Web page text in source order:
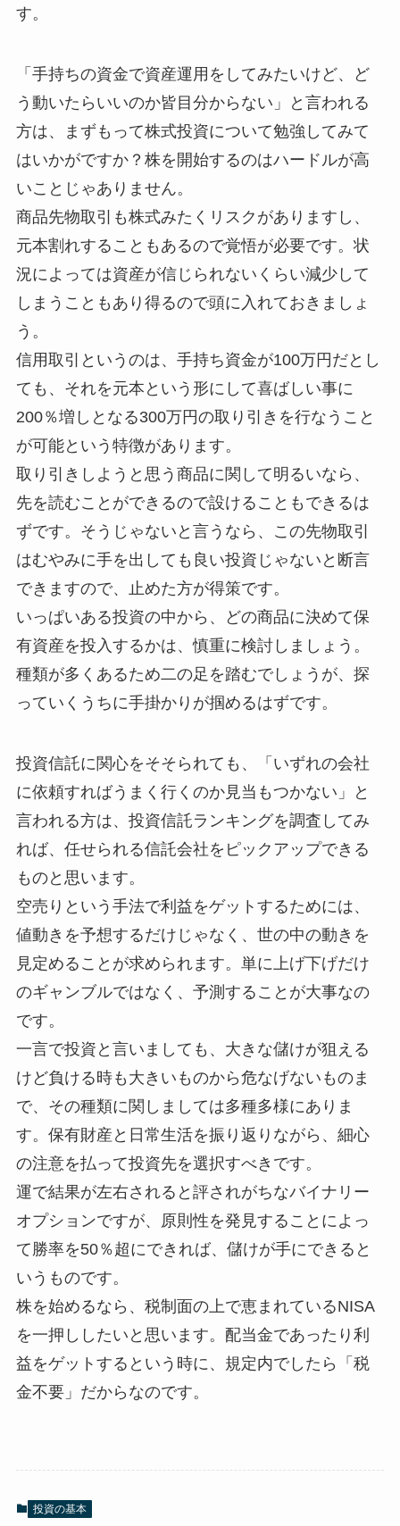
す。
「手持ちの資金で資産運用をしてみたいけど、ど
う動いたらいいのか皆目分からない」と言われる
方は、まずもって株式投資について勉強してみて
はいかがですか？株を開始するのはハードルが高
いことじゃありません。
商品先物取引も株式みたくリスクがありますし、
元本割れすることもあるので覚悟が必要です。状
況によっては資産が信じられないくらい減少して
しまうこともあり得るので頭に入れておきましょ
う。
信用取引というのは、手持ち資金が100万円だとし
ても、それを元本という形にして喜ばしい事に
200％増しとなる300万円の取り引きを行なうこと
が可能という特徴があります。
取り引きしようと思う商品に関して明るいなら、
先を読むことができるので設けることもできるは
ずです。そうじゃないと言うなら、この先物取引
はむやみに手を出しても良い投資じゃないと断言
できますので、止めた方が得策です。
いっぱいある投資の中から、どの商品に決めて保
有資産を投入するかは、慎重に検討しましょう。
種類が多くあるため二の足を踏むでしょうが、探
っていくうちに手掛かりが掴めるはずです。
投資信託に関心をそそられても、「いずれの会社
に依頼すればうまく行くのか見当もつかない」と
言われる方は、投資信託ランキングを調査してみ
れば、任せられる信託会社をピックアップできる
ものと思います。
空売りという手法で利益をゲットするためには、
値動きを予想するだけじゃなく、世の中の動きを
見定めることが求められます。単に上げ下げだけ
のギャンブルではなく、予測することが大事なの
です。
一言で投資と言いましても、大きな儲けが狙える
けど負ける時も大きいものから危なげないものま
で、その種類に関しましては多種多様にありま
す。保有財産と日常生活を振り返りながら、細心
の注意を払って投資先を選択すべきです。
運で結果が左右されると評されがちなバイナリー
オプションですが、原則性を発見することによっ
て勝率を50％超にできれば、儲けが手にできると
いうものです。
株を始めるなら、税制面の上で恵まれているNISA
を一押ししたいと思います。配当金であったり利
益をゲットするという時に、規定内でしたら「税
金不要」だからなのです。
投資の基本